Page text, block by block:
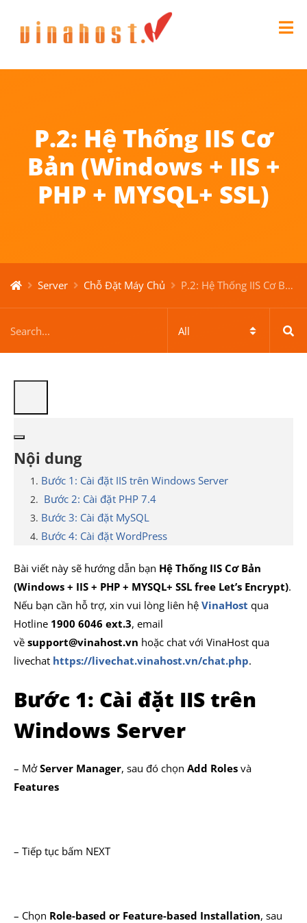
P.2: Hệ Thống IIS Cơ
Bản (Windows + IIS +
PHP + MYSQL+ SSL)
Server Chỗ Đặt Máy Chủ P.2: Hệ Thống IIS Cơ Bản (Windows + IIS + PHP + MYSQL+ SSL)
Nội dung
Bước 1: Cài đặt IIS trên Windows Server
Bước 2: Cài đặt PHP 7.4
Bước 3: Cài đặt MySQL
Bước 4: Cài đặt WordPress
Bài viết này sẽ hướng dẫn bạn Hệ Thống IIS Cơ Bản
(Windows + IIS + PHP + MYSQL+ SSL free Let’s Encrypt).
Nếu bạn cần hỗ trợ, xin vui lòng liên hệ VinaHost qua
Hotline 1900 6046 ext.3, email
về support@vinahost.vn hoặc chat với VinaHost qua
livechat https://livechat.vinahost.vn/chat.php.
Bước 1: Cài đặt IIS trên
Windows Server
– MởServer Manager, sau đó chọn Add Roles và
Features
– Tiếp tục bấm NEXT
– Chọn Role-based or Feature-based Installation, sau